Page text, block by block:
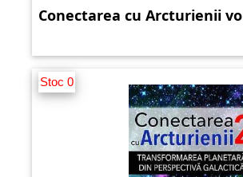
Conectarea cu Arcturienii
Stoc 0